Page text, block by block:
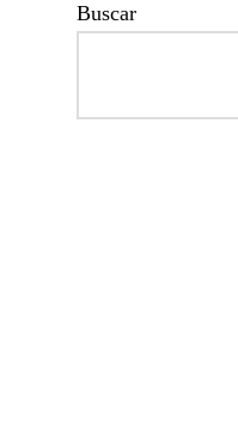
Buscar